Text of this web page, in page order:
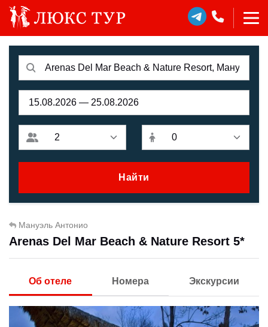
Найти
Мануэль Антонио
Arenas Del Mar Beach & Nature Resort 5*
Об отеле Номера Экскурсии